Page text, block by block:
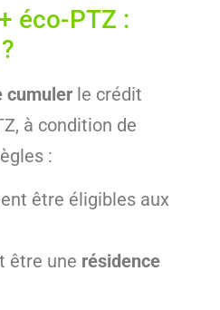
éco-PTZ :
cumuler le crédit
à condition de
:
être éligibles aux
être une résidence